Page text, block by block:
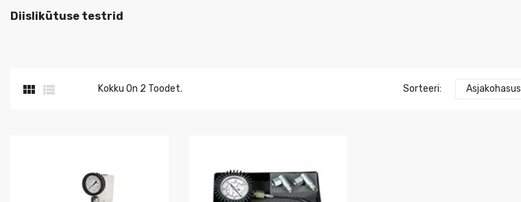
Diislikütuse testrid
  Kokku On 2 Toodet. Sorteeri: Asjakohasus